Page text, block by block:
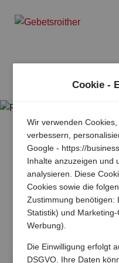
Cookie -
Wir verwenden
verbessern,
Google - https://
Inhalte anzuzeigen und
analysieren. Diese
Cookies sowie die
Zustimmung benötigen:
Statistik) und
Werbung).
Die Einwilligung erfolgt
DSGVO. Ihre Daten